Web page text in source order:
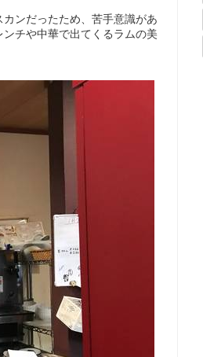
ンだったため、苦手意識があ
チや中華で出てくるラムの美